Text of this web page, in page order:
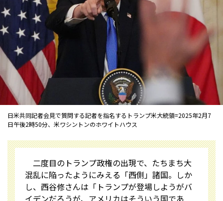
日米共同記者会見で質問する記者を指名するトランプ米大統領=2025年2月7
日午後2時50分、米ワシントンのホワイトハウス
二度目のトランプ政権の出現で、たちまち大
混乱に陥ったようにみえる「西側」諸国。しか
し、西谷修さんは「トランプが登場しようがバ
イデンだろうが、アメリカはそういう国であ